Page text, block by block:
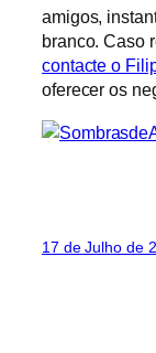
amigos,
branco. Caso
contacte o
oferecer os
17 de Julho de